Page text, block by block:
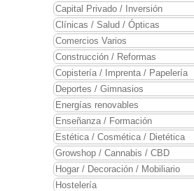
Capital Privado / Inversión
Clínicas / Salud / Ópticas
Comercios Varios
Construcción / Reformas
Copistería / Imprenta / Papelería
Deportes / Gimnasios
Energías renovables
Enseñanza / Formación
Estética / Cosmética / Dietética
Growshop / Cannabis / CBD
Hogar / Decoración / Mobiliario
Hostelería